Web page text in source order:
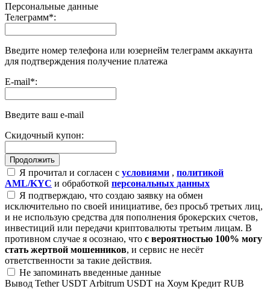
Персональные данные
Телеграмм*:
Введите номер телефона или юзернейм телеграмм аккаунта
для подтверждения получение платежа
E-mail*:
Введите ваш e-mail
Скидочный купон:
Я прочитал и согласен с условиями , политикой
AML/KYC и обработкой персональных данных
Я подтверждаю, что создаю заявку на обмен
исключительно по своей инициативе, без просьб третьих лиц,
и не использую средства для пополнения брокерских счетов,
инвестиций или передачи криптовалюты третьим лицам. В
противном случае я осознаю, что с вероятностью 100% могу
стать жертвой мошенников, и сервис не несёт
ответственности за такие действия.
Не запоминать введенные данные
Вывод Tether USDT Arbitrum USDT на Хоум Кредит RUB